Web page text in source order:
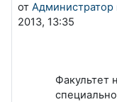
от Администратор
2013, 13:35
Факультет